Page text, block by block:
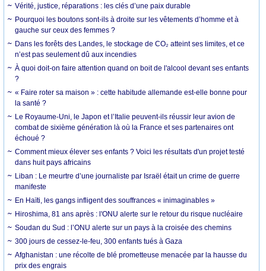
Vérité, justice, réparations : les clés d’une paix durable
Pourquoi les boutons sont-ils à droite sur les vêtements d’homme et à
gauche sur ceux des femmes ?
Dans les forêts des Landes, le stockage de CO₂ atteint ses limites, et ce
n’est pas seulement dû aux incendies
À quoi doit-on faire attention quand on boit de l'alcool devant ses enfants
?
« Faire roter sa maison » : cette habitude allemande est-elle bonne pour
la santé ?
Le Royaume-Uni, le Japon et l’Italie peuvent-ils réussir leur avion de
combat de sixième génération là où la France et ses partenaires ont
échoué ?
Comment mieux élever ses enfants ? Voici les résultats d'un projet testé
dans huit pays africains
Liban : Le meurtre d’une journaliste par Israël était un crime de guerre
manifeste
En Haïti, les gangs infligent des souffrances « inimaginables »
Hiroshima, 81 ans après : l'ONU alerte sur le retour du risque nucléaire
Soudan du Sud : l’ONU alerte sur un pays à la croisée des chemins
300 jours de cessez-le-feu, 300 enfants tués à Gaza
Afghanistan : une récolte de blé prometteuse menacée par la hausse du
prix des engrais